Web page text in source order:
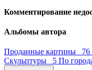
Комментирование
Альбомы автора
Проданные картины 76
Скульптуры 5 По